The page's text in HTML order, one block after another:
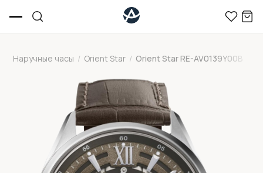
Наручные часы / Orient Star / Orient Star RE-AV0139Y00B